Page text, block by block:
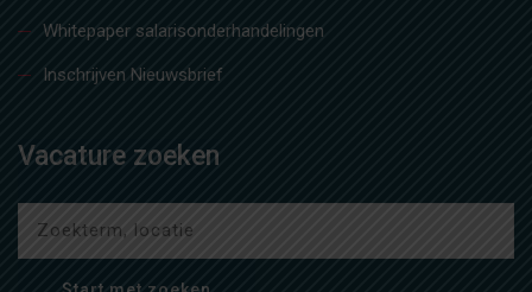
Whitepaper salarisonderhandelingen
Inschrijven Nieuwsbrief
Vacature zoeken